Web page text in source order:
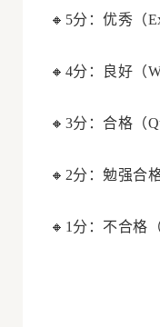
🔸5分：优秀（
🔸4分：良好（
🔸3分：合格（
🔸2分：勉强合
🔸1分：不合格